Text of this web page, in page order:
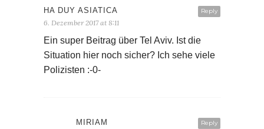
Reply
HA DUY ASIATICA
6. Dezember 2017 at 8:11
Ein super Beitrag über Tel Aviv. Ist die
Situation hier noch sicher? Ich sehe viele
Polizisten :-0-
Reply
MIRIAM